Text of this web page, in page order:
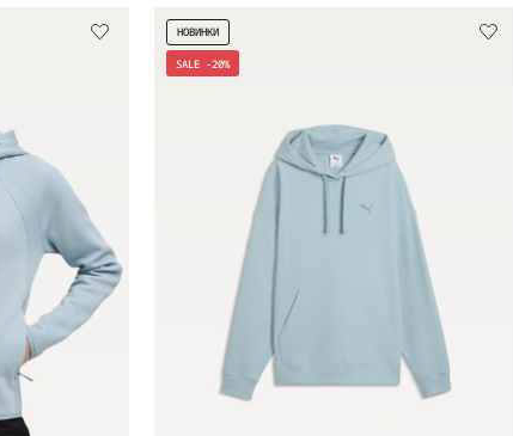
SALE -20%
НОВИНКИ